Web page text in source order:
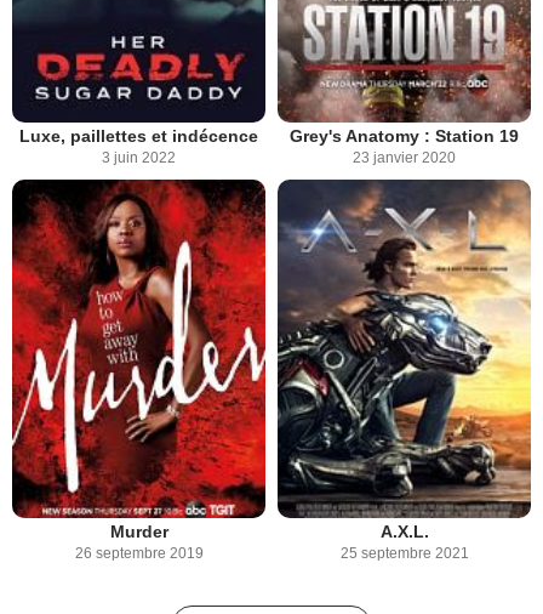
Luxe, paillettes et indécence
3 juin 2022
Grey's Anatomy : Station 19
23 janvier 2020
Murder
26 septembre 2019
A.X.L.
25 septembre 2021